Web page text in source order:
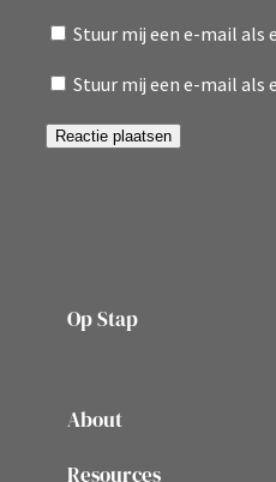
Stuur mij een e-mail als
Stuur mij een e-mail als
Op Stap
About
Resources